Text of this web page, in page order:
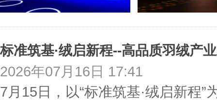
标准筑基·绒启新程--高品质羽绒产
2026年07月16日 17:41
7月15日，以“标准筑基·绒启新程